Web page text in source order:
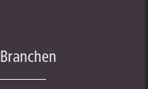
Branchen